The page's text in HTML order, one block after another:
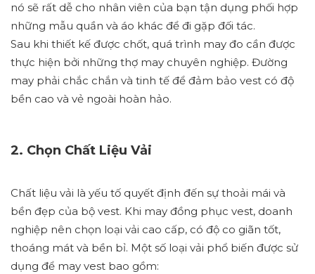
nó sẽ rất dễ cho nhân viên của bạn tận dụng phối hợp
những mẫu quần và áo khác để đi gặp đối tác.
Sau khi thiết kế được chốt, quá trình may đo cần được
thực hiện bởi những thợ may chuyên nghiệp. Đường
may phải chắc chắn và tinh tế để đảm bảo vest có độ
bền cao và vẻ ngoài hoàn hảo.
2. Chọn Chất Liệu Vải
Chất liệu vải là yếu tố quyết định đến sự thoải mái và
bền đẹp của bộ vest. Khi may đồng phục vest, doanh
nghiệp nên chọn loại vải cao cấp, có độ co giãn tốt,
thoáng mát và bền bỉ. Một số loại vải phổ biến được sử
dụng để may vest bao gồm: